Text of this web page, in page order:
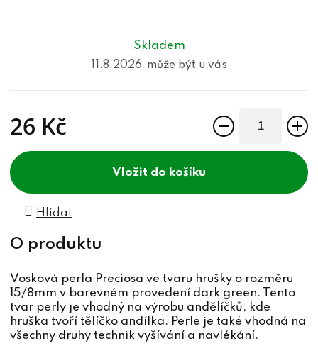
Skladem
11.8.2026
26 Kč
do košíku
Hlídat
Vosková perla Preciosa ve tvaru hrušky o rozměru
15/8mm v barevném provedení dark green. Tento
tvar perly je vhodný na výrobu andělíčků, kde
hruška tvoří tělíčko andílka. Perle je také vhodná na
všechny druhy technik vyšívání a navlékání.